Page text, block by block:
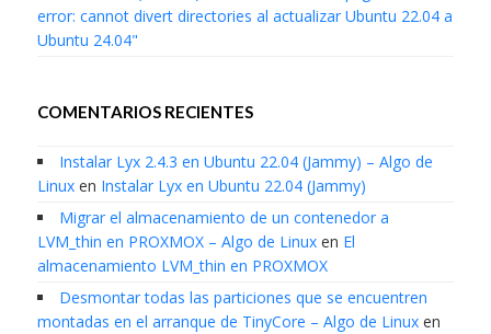
error: cannot divert directories al actualizar Ubuntu 22.04 a
Ubuntu 24.04"
COMENTARIOS RECIENTES
Instalar Lyx 2.4.3 en Ubuntu 22.04 (Jammy) – Algo de
Linuxen Instalar Lyx en Ubuntu 22.04 (Jammy)
Migrar el almacenamiento de un contenedor a
LVM_thin en PROXMOX – Algo de Linuxen El
almacenamiento LVM_thin en PROXMOX
Desmontar todas las particiones que se encuentren
montadas en el arranque de TinyCore – Algo de Linuxen